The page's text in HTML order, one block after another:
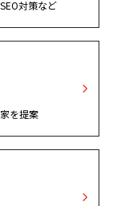
対策など
を提案